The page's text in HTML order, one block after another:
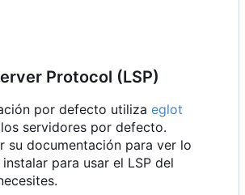
Protocol (LSP)
por defecto utiliza eglot
servidores por defecto.
su documentación para ver lo
para usar el LSP del